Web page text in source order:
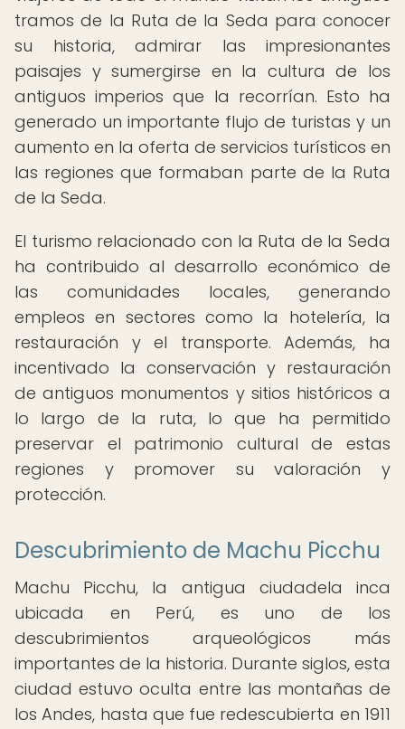
tramos de la Ruta de la Seda para conocer
su historia, admirar las impresionantes
paisajes y sumergirse en la cultura de los
antiguos imperios que la recorrían. Esto ha
generado un importante flujo de turistas y un
aumento en la oferta de servicios turísticos en
las regiones que formaban parte de la Ruta
de la Seda.
El turismo relacionado con la Ruta de la Seda
ha contribuido al desarrollo económico de
las comunidades locales, generando
empleos en sectores como la hotelería, la
restauración y el transporte. Además, ha
incentivado la conservación y restauración
de antiguos monumentos y sitios históricos a
lo largo de la ruta, lo que ha permitido
preservar el patrimonio cultural de estas
regiones y promover su valoración y
protección.
Descubrimiento de Machu Picchu
Machu Picchu, la antigua ciudadela inca
ubicada en Perú, es uno de los
descubrimientos arqueológicos más
importantes de la historia. Durante siglos, esta
ciudad estuvo oculta entre las montañas de
los Andes, hasta que fue redescubierta en 1911